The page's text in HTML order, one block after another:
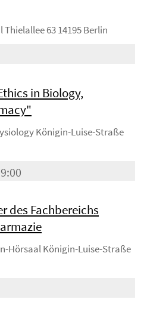
63 14195 Berlin
in Biology,
Königin-Luise-Straße
des Fachbereichs
Hörsaal Königin-Luise-Straße